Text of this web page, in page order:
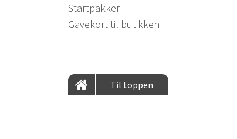
Startpakker
Gavekort til butikken
Til toppen